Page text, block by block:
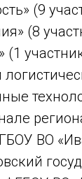
(9
(8
ВО